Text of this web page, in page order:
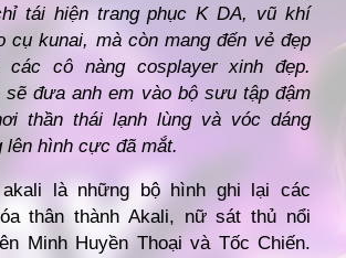
tái hiện trang phục K DA, vũ khí
cụ kunai, mà còn mang đến vẻ đẹp
cô nàng cosplayer xinh đẹp.
sẽ đưa anh em vào bộ sưu tập đậm
thần thái lạnh lùng và vóc dáng
lên hình cực đã mắt.
akali là những bộ hình ghi lại các
thân thành Akali, nữ sát thủ nổi
Minh Huyền Thoại và Tốc Chiến.